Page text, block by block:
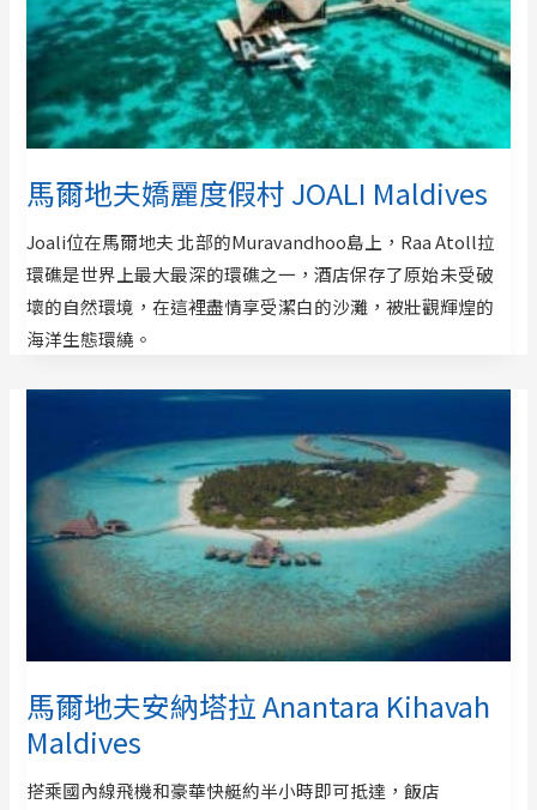
馬爾地夫嬌麗度假村 JOALI Maldives
Joali位在馬爾地夫 北部的Muravandhoo島上，Raa Atoll拉
環礁是世界上最大最深的環礁之一，酒店保存了原始未受破
壞的自然環境，在這裡盡情享受潔白的沙灘，被壯觀輝煌的
海洋生態環繞。
馬爾地夫安納塔拉 Anantara Kihavah
Maldives
搭乘國內線飛機和豪華快艇約半小時即可抵達，飯店